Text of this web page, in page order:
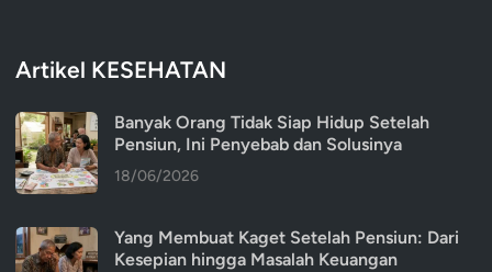
Artikel KESEHATAN
Banyak Orang Tidak Siap Hidup Setelah
Pensiun, Ini Penyebab dan Solusinya
18/06/2026
Yang Membuat Kaget Setelah Pensiun: Dari
Kesepian hingga Masalah Keuangan